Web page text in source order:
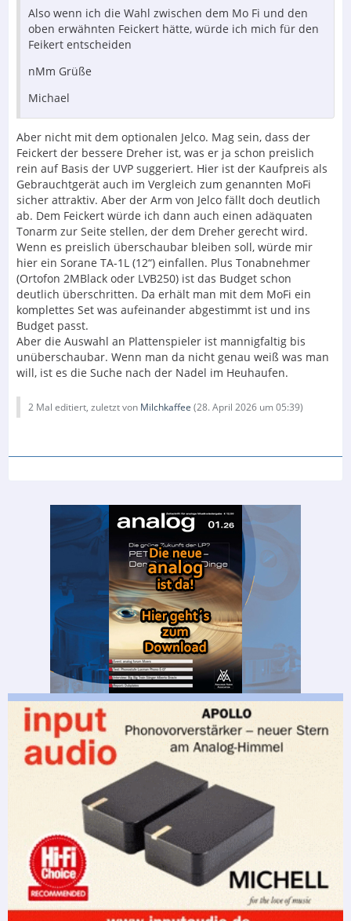
Also wenn ich die Wahl zwischen dem Mo Fi und den
oben erwähnten Feickert hätte, würde ich mich für den
Feikert entscheiden
nMm Grüße
Michael
Aber nicht mit dem optionalen Jelco. Mag sein, dass der
Feickert der bessere Dreher ist, was er ja schon preislich
rein auf Basis der UVP suggeriert. Hier ist der Kaufpreis als
Gebrauchtgerät auch im Vergleich zum genannten MoFi
sicher attraktiv. Aber der Arm von Jelco fällt doch deutlich
ab. Dem Feickert würde ich dann auch einen adäquaten
Tonarm zur Seite stellen, der dem Dreher gerecht wird.
Wenn es preislich überschaubar bleiben soll, würde mir
hier ein Sorane TA-1L (12“) einfallen. Plus Tonabnehmer
(Ortofon 2MBlack oder LVB250) ist das Budget schon
deutlich überschritten. Da erhält man mit dem MoFi ein
komplettes Set was aufeinander abgestimmt ist und ins
Budget passt.
Aber die Auswahl an Plattenspieler ist mannigfaltig bis
unüberschaubar. Wenn man da nicht genau weiß was man
will, ist es die Suche nach der Nadel im Heuhaufen.
2 Mal editiert, zuletzt von Milchkaffee (28. April 2026 um 05:39)